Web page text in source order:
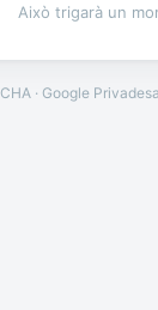
Això trigarà un
· Google Privadesa